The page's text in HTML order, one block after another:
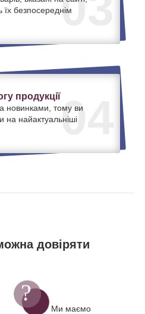
їх безпосереднім
04
продукції
новинками, тому ви
на найактуальніші
довіряти
Ми маємо